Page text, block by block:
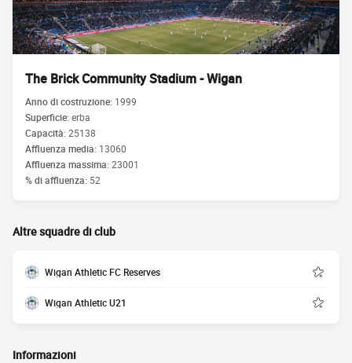
The Brick Community Stadium - Wigan
Anno di costruzione: 1999
Superficie:erba
Capacità:25138
Affluenza media: 13060
Affluenza massima:23001
% di affluenza: 52
Altre squadre di club
Wigan Athletic FC Reserves
Wigan Athletic U21
Informazioni